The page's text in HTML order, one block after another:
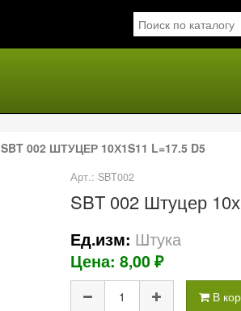
SBT 002 ШТУЦЕР 10Х1S11 L=17.5 D5
Арт.: SBT002
SBT 002 Штуцер
Ед.изм: Штука
Цена: 8,00 ₽
В